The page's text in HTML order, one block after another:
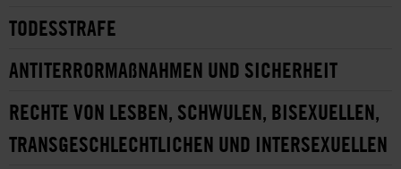
TODESSTRAFE
ANTITERRORMAßNAHMEN UND SICHERHEIT
RECHTE VON LESBEN, SCHWULEN, BISEXUELLEN,
TRANSGESCHLECHTLICHEN UND INTERSEXUELLEN